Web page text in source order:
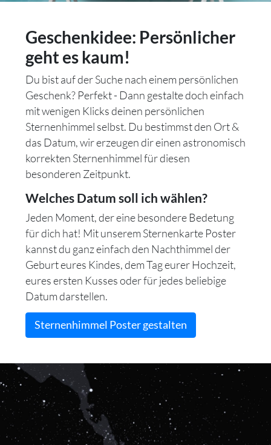
Geschenkidee: Persönlicher
geht es kaum!
Du bist auf der Suche nach einem persönlichen
Geschenk? Perfekt - Dann gestalte doch einfach
mit wenigen Klicks deinen persönlichen
Sternenhimmel selbst. Du bestimmst den Ort &
das Datum, wir erzeugen dir einen astronomisch
korrekten Sternenhimmel für diesen
besonderen Zeitpunkt.
Welches Datum soll ich wählen?
Jeden Moment, der eine besondere Bedetung
für dich hat! Mit unserem Sternenkarte Poster
kannst du ganz einfach den Nachthimmel der
Geburt eures Kindes, dem Tag eurer Hochzeit,
eures ersten Kusses oder für jedes beliebige
Datum darstellen.
Sternenhimmel Poster gestalten